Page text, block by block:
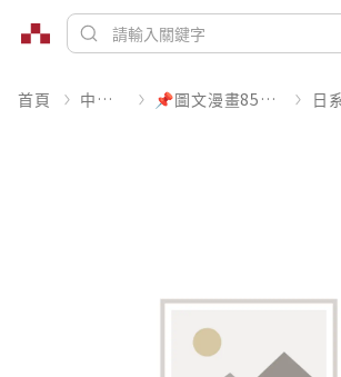
首頁 中文書 📌圖文漫畫85折起